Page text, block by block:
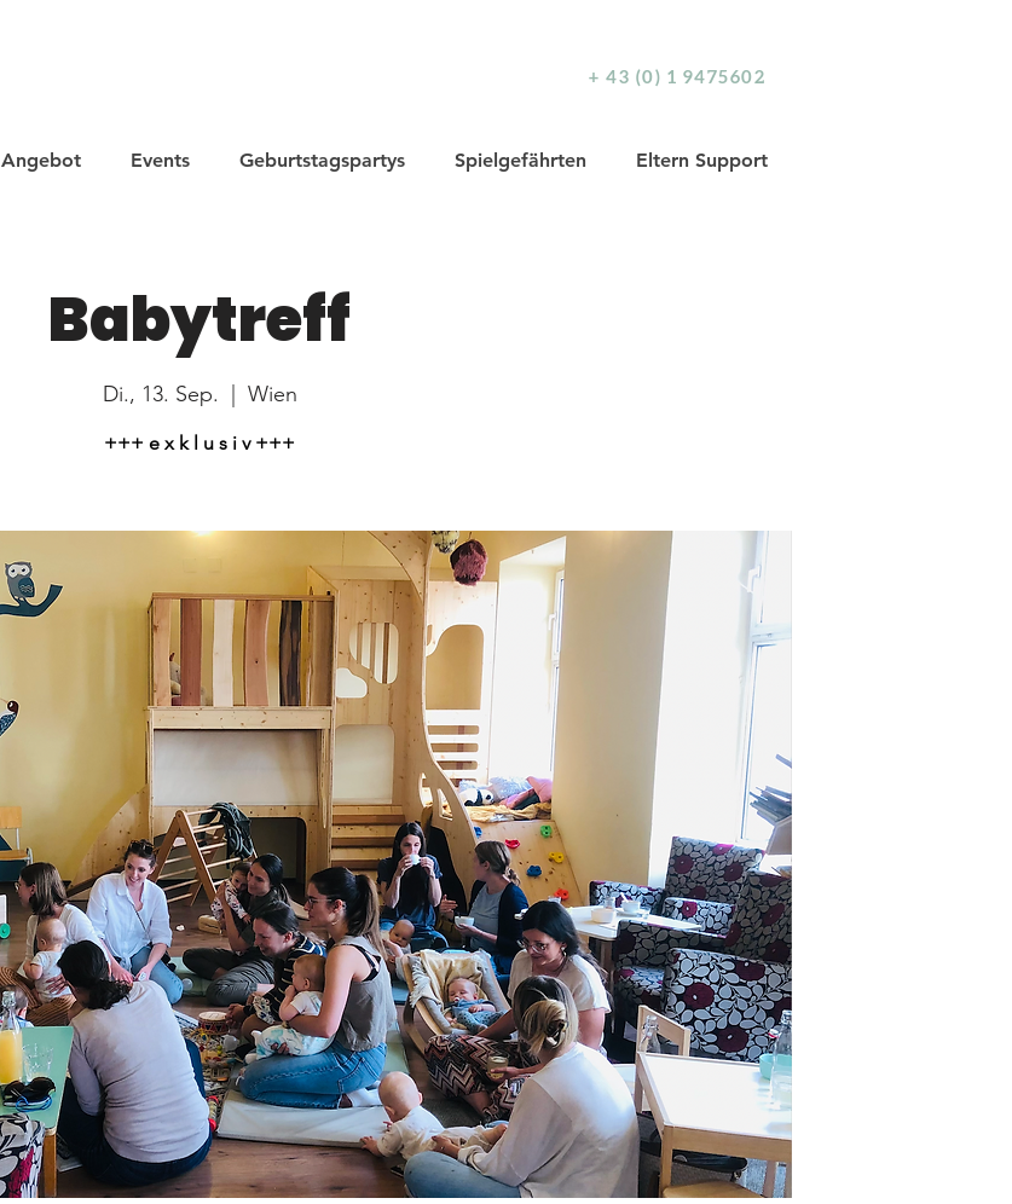
+ 43 (0) 1 9475602
Angebot Events Geburtstagspartys Spielgefährten Eltern Support
Babytreff
Di., 13. Sep. Wien
+++ e x k l u s i v +++